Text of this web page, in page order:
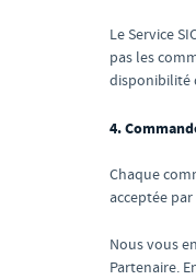
Le Service
pas les
disponibilité
4.
Chaque
acceptée
Nous vous
Partenaire.